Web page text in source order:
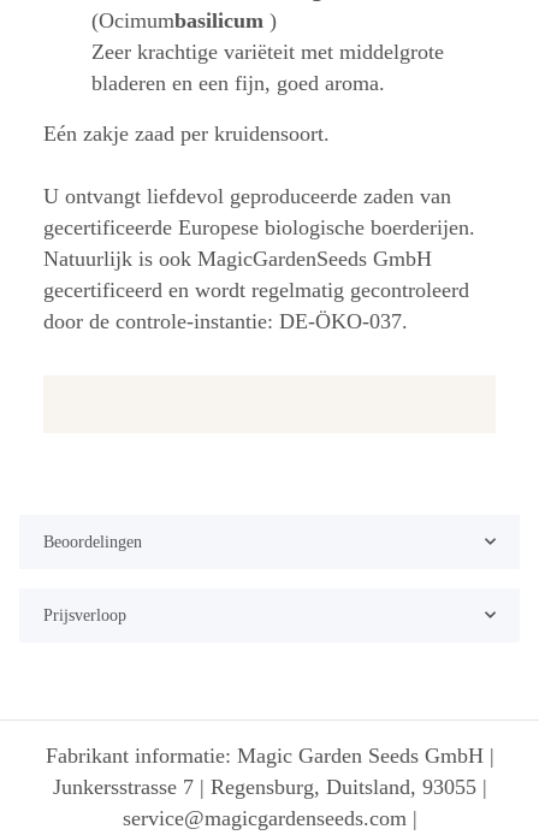
(Ocimumbasilicum )
Zeer krachtige variëteit met middelgrote
bladeren en een fijn, goed aroma.
Eén zakje zaad per kruidensoort.
U ontvangt liefdevol geproduceerde zaden van
gecertificeerde Europese biologische boerderijen.
Natuurlijk is ook MagicGardenSeeds GmbH
gecertificeerd en wordt regelmatig gecontroleerd
door de controle-instantie: DE-ÖKO-037.
Beoordelingen
Prijsverloop
Fabrikant informatie: Magic Garden Seeds GmbH |
Junkersstrasse 7 | Regensburg, Duitsland, 93055 |
service@magicgardenseeds.com |